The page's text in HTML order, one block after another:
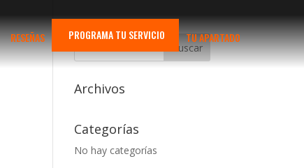
RESEÑAS PROGRAMA TU SERVICIO TU APARTADO
Archivos
Categorías
No hay categorías